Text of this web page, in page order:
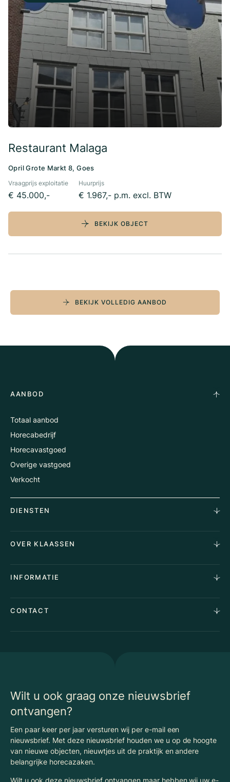
Restaurant Malaga
Opril Grote Markt 8, Goes
Vraagprijs exploitatie
€ 45.000,-
Huurprijs
€ 1.967,- p.m. excl. BTW
BEKIJK OBJECT
BEKIJK VOLLEDIG AANBOD
AANBOD
Totaal aanbod
Horecabedrijf
Horecavastgoed
Overige vastgoed
Verkocht
DIENSTEN
Aankoopopdracht
Stille verkoop
Taxaties
Advies
OVER KLAASSEN
Waarom Klaassen
Vacatures
Algemene voorwaarden
INFORMATIE
Vergunningen
CONTACT
Wilt u ook graag onze nieuwsbrief
ontvangen?
Een paar keer per jaar versturen wij per e-mail een
nieuwsbrief. Met deze nieuwsbrief houden we u op de hoogte
van nieuwe objecten, nieuwtjes uit de praktijk en andere
belangrijke horecazaken.